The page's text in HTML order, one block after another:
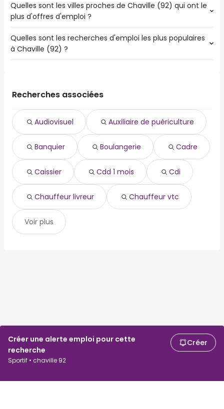
Créer une alerte emploi pour cette
recherche
Sportif • chaville 92
Créer
Les villes proches de Chaville (92) qui ont le plus d'offres
d'emploi - sportif sont :
Versailles
Rueil-Malmaison
Meudon
Châtenay-Malabry
Quelles sont les villes proches de Chaville (92) qui ont le
plus d'offres d'emploi ?
Les 10 villes proches de Chaville (92) qui ont le plus
d'offres d'emploi sont :
Issy-les-Moulineaux
Meudon
Bagneux
Châtillon
Châtenay-Malabry
Quelles sont les recherches d'emploi les plus populaires
à Chaville (92) ?
audiovisuel
boulangerie
cadre
caissier
cdd 1 mois
cdi
chauffeur livreur
chauffeur vtc
Recherches associées
Audiovisuel Auxiliaire de puériculture
Banquier Boulangerie Cadre
Caissier Cdd 1 mois Cdi
Chauffeur livreur Chauffeur vtc
Voir plus